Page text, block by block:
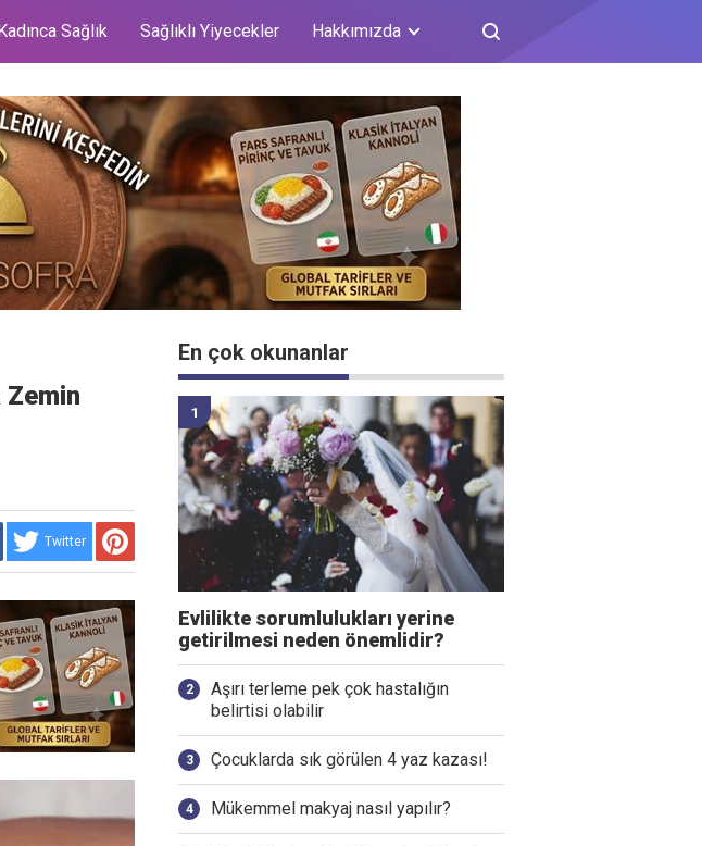
Sağlık Sağlıklı Yiyecekler Hakkımızda
Zemin
Twitter
En çok okunanlar
Evlilikte sorumlulukları yerine
getirilmesi neden önemlidir?
Aşırı terleme pek çok hastalığın
belirtisi olabilir
Çocuklarda sık görülen 4 yaz kazası!
Mükemmel makyaj nasıl yapılır?